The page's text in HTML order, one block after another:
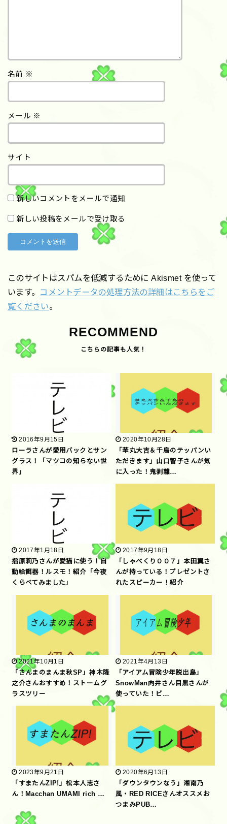
名前 ※
メール ※
サイト
新しいコメントをメールで通知
新しい投稿をメールで受け取る
このサイトはスパムを低減するために Akismet を使って
います。 コメントデータの処理方法の詳細はこちらをご
覧ください。
RECOMMEND
2016年9月15日
ローラさんが愛用バックとサン
グラス！「マツコの知らない世
界」
2020年10月28日
「華丸大吉＆千鳥のテッパンい
ただきます」山口智子さんが気
に入った！鬼剥離…
2017年1月18日
指原莉乃さんが愛猫に使う！自
動給餌器！ルスモ！紹介「今夜
くらべてみました」
2017年9月18日
「しゃべくり００７」本田翼さ
んが持っている！プレゼントさ
れたスピーカー！紹介
2021年10月1日
「さんまのまんま秋SP」神木隆
之介さんおすすめ！ストームグ
ラスツリー
2021年4月13日
「アイアム冒険少年脱出島」
SnowMan向井さん目黒さんが
使っていた！ビ…
2023年9月21日
「すまたんZIP!」松本人志さ
ん！Macchan UMAMI rich …
2020年6月13日
「ダウンタウンなう」湘南乃
風・RED RICEさんオススメお
つまみPUB…